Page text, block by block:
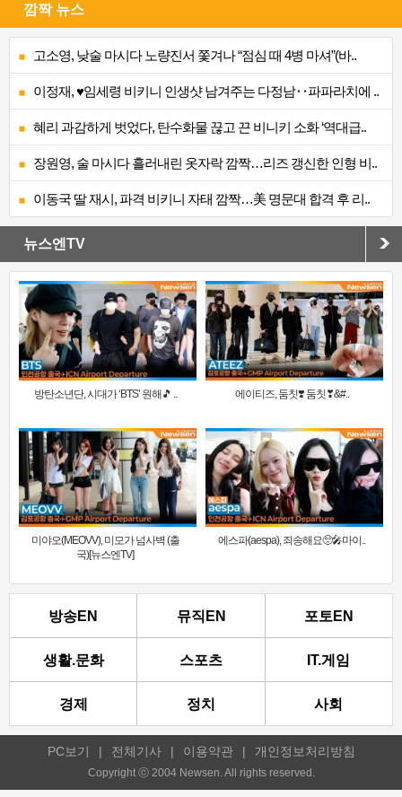
깜짝 뉴스
고소영, 낮술 마시다 노량진서 쫓겨나 “점심 때 4병 마셔”(바..
이정재, ♥임세령 비키니 인생샷 남겨주는 다정남‥파파라치에 ..
혜리 과감하게 벗었다, 탄수화물 끊고 끈 비니키 소화 ‘역대급..
장원영, 술 마시다 흘러내린 옷자락 깜짝…리즈 갱신한 인형 비..
이동국 딸 재시, 파격 비키니 자태 깜짝…美 명문대 합격 후 리..
뉴스엔TV
방탄소년단, 시대가 ‘BTS’ 원해🎵 .. 에이티즈, 둠칫❣️ 둠칫❣&#..
미야오(MEOVV), 미모가 넘사벽 (출
국)[뉴스엔TV]
에스파(aespa), 죄송해요🥺🎤마이..
방송EN 뮤직EN 포토EN
생활.문화 스포츠 IT.게임
경제 정치 사회
PC보기 | 전체기사 | 이용약관 | 개인정보처리방침
Copyright ⓒ 2004 Newsen. All rights reserved.